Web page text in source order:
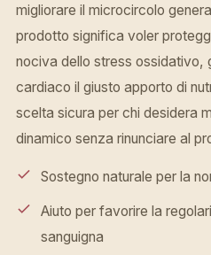
migliorare il microcircolo
prodotto significa voler
nociva dello stress ossidativo,
cardiaco il giusto apporto di
scelta sicura per chi desidera
dinamico senza rinunciare al
Sostegno naturale per la
Aiuto per favorire la
sanguigna